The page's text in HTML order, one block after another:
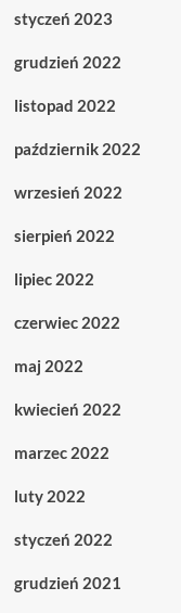
styczeń 2023
grudzień 2022
listopad 2022
październik 2022
wrzesień 2022
sierpień 2022
lipiec 2022
czerwiec 2022
maj 2022
kwiecień 2022
marzec 2022
luty 2022
styczeń 2022
grudzień 2021